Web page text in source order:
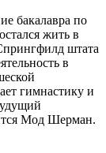
бакалавра по
жить в
штата
в
гимнастику и
Мод Шерман.